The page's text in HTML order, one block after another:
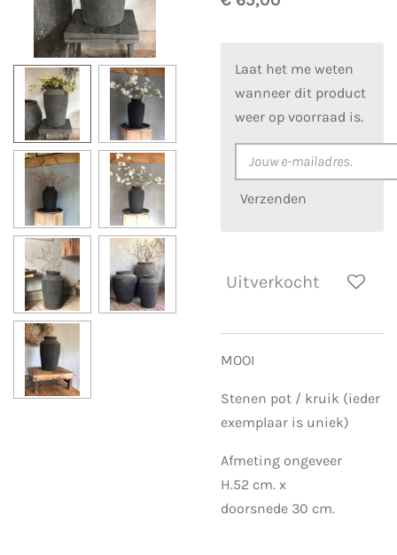
Laat het me weten
wanneer dit product
weer op voorraad is.
Verzenden
Uitverkocht
MOOI
Stenen pot / kruik (ieder
exemplaar is uniek)
Afmeting ongeveer
H.52 cm. x
doorsnede 30 cm.